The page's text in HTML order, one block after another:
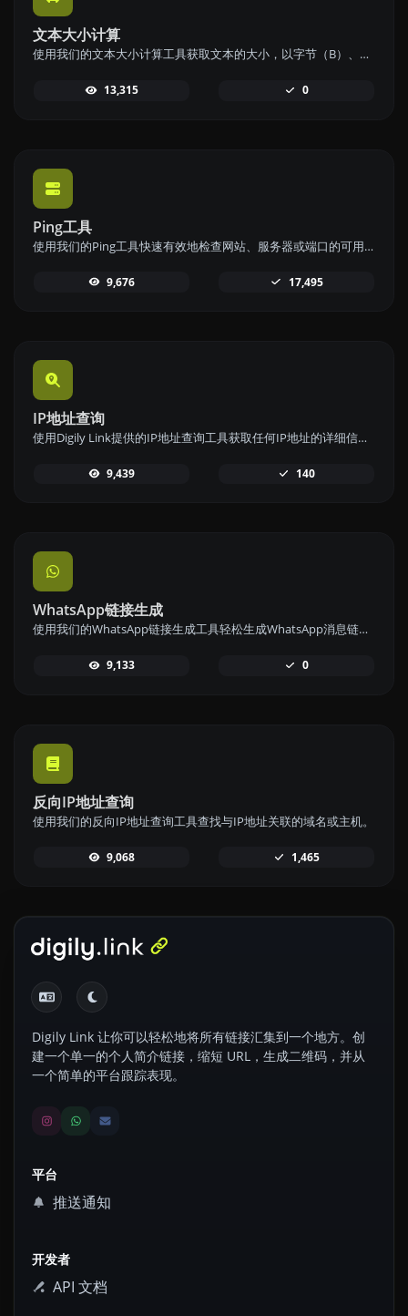
文本大小计算
使用我们的文本大小计算工具获取文本的大小，以字节（B）、千字节（KB）或兆字节（MB）表示。
13,315 0
Ping工具
使用我们的Ping工具快速有效地检查网站、服务器或端口的可用性和响应时间。
9,676 17,495
IP地址查询
使用Digily Link提供的IP地址查询工具获取任何IP地址的详细信息。
9,439 140
WhatsApp链接生成
使用我们的WhatsApp链接生成工具轻松生成WhatsApp消息链接，实现快速沟通。
9,133 0
反向IP地址查询
使用我们的反向IP地址查询工具查找与IP地址关联的域名或主机。
9,068 1,465
Digily Link 让你可以轻松地将所有链接汇集到一个地方。创
建一个单一的个人简介链接，缩短 URL，生成二维码，并从
一个简单的平台跟踪表现。
平台
推送通知
开发者
API 文档